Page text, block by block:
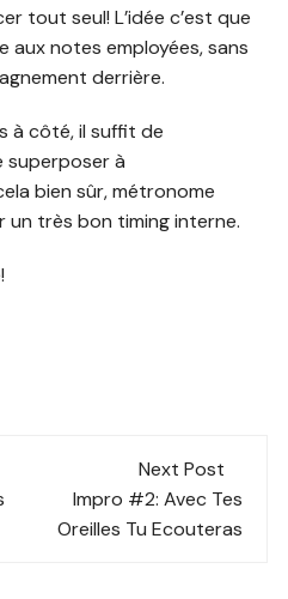
tout seul! L’idée c’est que
aux notes employées, sans
derrière.
à côté, il suffit de
superposer à
bien sûr, métronome
un très bon timing interne.
Next Post
Impro #2: Avec Tes
Oreilles Tu Ecouteras